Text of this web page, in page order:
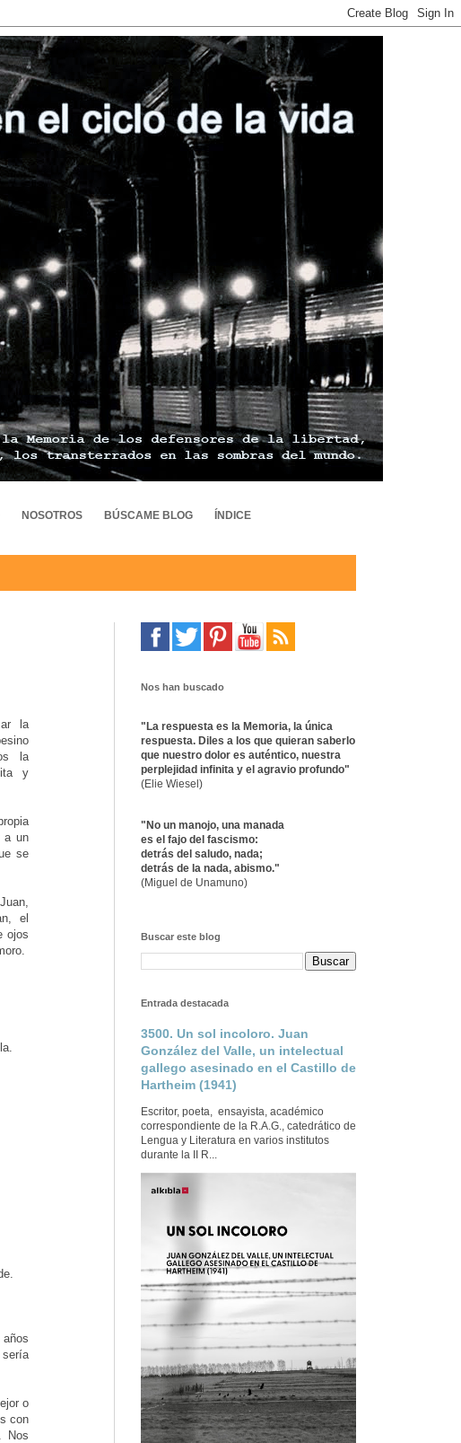
NOSOTROS BÚSCAME BLOG ÍNDICE
la
la
y
a un
se
el
ojos
sería
o
con
Nos
Nos han buscado
"La respuesta es la Memoria, la única
respuesta. Diles a los que quieran saberlo
que nuestro dolor es auténtico, nuestra
perplejidad infinita y el agravio profundo"
(Elie Wiesel)
"No un manojo, una manada
es el fajo del fascismo:
detrás del saludo, nada;
detrás de la nada, abismo."
(Miguel de Unamuno)
Buscar este blog
Entrada destacada
3500. Un sol incoloro. Juan
González del Valle, un intelectual
gallego asesinado en el Castillo de
Hartheim (1941)
Escritor, poeta, ensayista, académico
correspondiente de la R.A.G., catedrático de
Lengua y Literatura en varios institutos
durante la II R...